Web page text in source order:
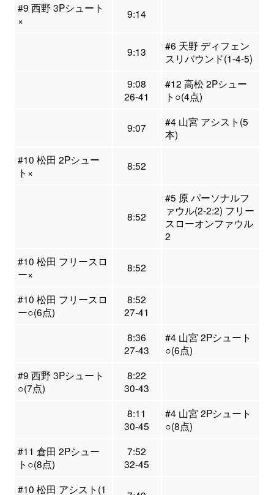
#9 西野 3Pシュート
×
9:14
9:13
#6 天野 ディフェン
スリバウンド(1-4-5)
9:08
26-41
#12 高松 2Pシュー
ト○(4点)
9:07
#4 山宮 アシスト(5
本)
#10 松田 2Pシュー
ト×
8:52
8:52
#5 原 パーソナルフ
ァウル(2-2:2) フリー
スローオンファウル
2
#10 松田 フリースロ
ー×
8:52
#10 松田 フリースロ
ー○(6点)
8:52
27-41
8:36
27-43
#4 山宮 2Pシュート
○(6点)
#9 西野 3Pシュート
○(7点)
8:22
30-43
8:11
30-45
#4 山宮 2Pシュート
○(8点)
#11 倉田 2Pシュー
ト○(8点)
7:52
32-45
#10 松田 アシスト(1